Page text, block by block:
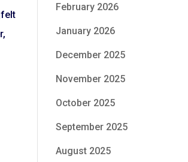
February 2026
January 2026
December 2025
November 2025
October 2025
September 2025
August 2025